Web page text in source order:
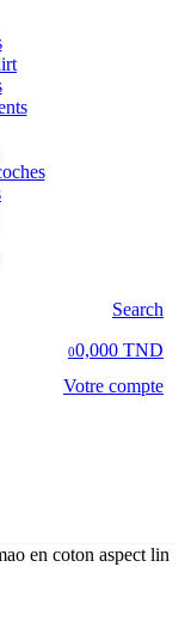
Search
00,000 TND
Votre compte
en coton aspect lin